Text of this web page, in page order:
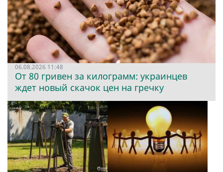
06.08.2026 11:48
От 80 гривен за килограмм: украинцев
ждет новый скачок цен на гречку